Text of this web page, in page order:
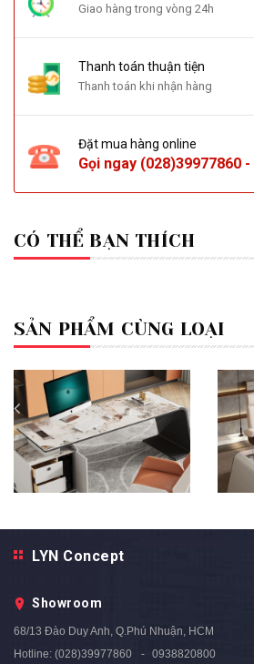
Giao hàng trong vòng 24h
Thanh toán thuận tiện
Thanh toán khi nhận hàng
Đặt mua hàng online
Gọi ngay (028)39977860 -
CÓ THỂ BẠN THÍCH
SẢN PHẨM CÙNG LOẠI
Bàn Làm Việc Nhập Khẩu Cao
18.600.000₫
- 19%
LYN Concept
Showroom
68/13 Đào Duy Anh, Q.Phú Nhuận, HCM
Hotline: (028)39977860
0938820800